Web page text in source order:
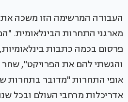
העבודה המרשימה הזו משכה
מארגני התחרות הבינלאומית.
פרסום בכמה כתבות בינלאומיות,
והגשתי להם את הפרויקט",
אופי התחרות "מדובר בתחרות
אדריכלות מרחבי העולם ובכל